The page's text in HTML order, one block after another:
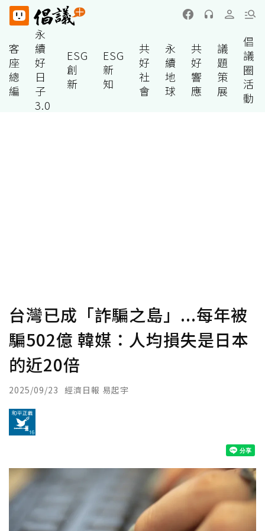
客
座
總
編
永
續
好
日
子
3.0
ESG
創
新
ESG
新
知
共
好
社
會
永
續
地
球
共
好
響
應
議
題
策
展
倡
議
圈
活
動
台灣已成「詐騙之島」...每年被
騙502億 韓媒：人均損失是日本
的近20倍
2025/09/23 經濟日報 易起宇